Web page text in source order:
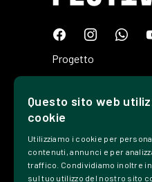
Progetto
Tickets
Precedenti
Contatti
Questo sito web
cookie
Utilizziamo i cookie per
contenuti, annunci e per
traffico. Condividiamo inoltre
sul tuo utilizzo del nostro sito